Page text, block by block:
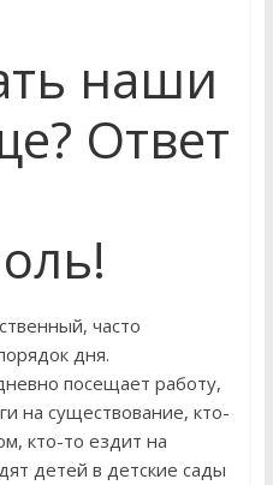
наши
Ответ
часто
дня.
посещает работу,
на существование, кто-
кто-то ездит на
детей в детские сады